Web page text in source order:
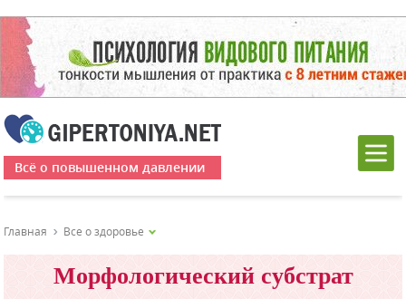
Всё о повышенном давлении
Главная Все о здоровье
Морфологический субстрат